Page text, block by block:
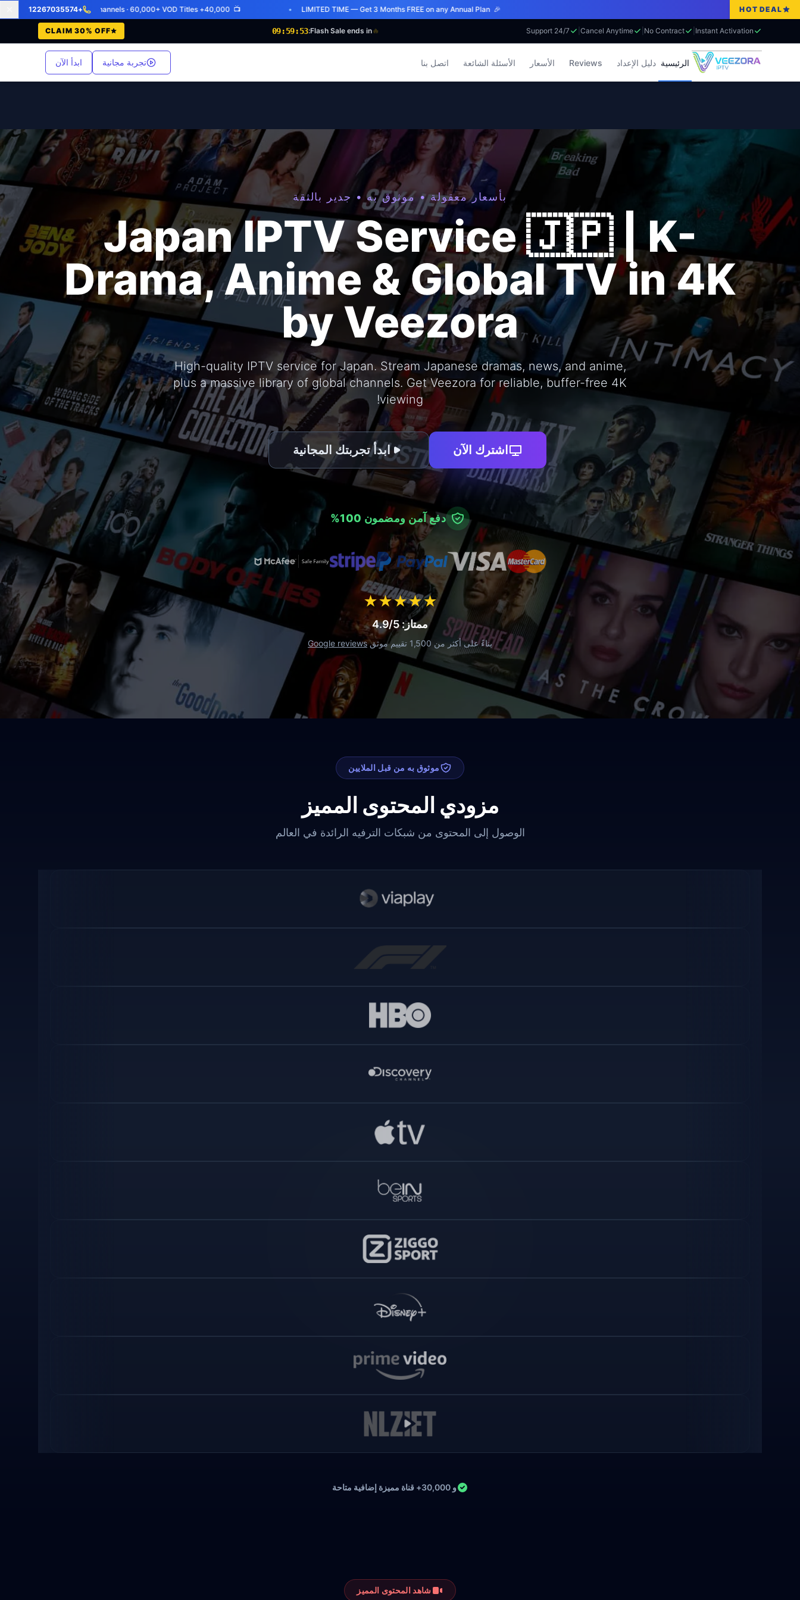
HOT DEAL
🎉 LIMITED TIME — Get 3 Months FREE on any Annual Plan
•
📺 40,000+ Live Channels · 60,000+ VOD Titles
+12267035574
Instant Activation
No Contract
Cancel Anytime
24/7 Support
🔥
Flash Sale ends in:
09:59:51
CLAIM 30% OFF
الرئيسية دليل الإعداد Reviews الأسعار الأسئلة الشائعة اتصل بنا تجربة مجانية ابدأ الآن
بأسعار معقولة • موثوق به • جدير بالثقة
Japan IPTV Service 🇯🇵 | K-
Drama, Anime & Global TV in 4K
by Veezora
High-quality IPTV service for Japan. Stream Japanese dramas, news, and anime,
plus a massive library of global channels. Get Veezora for reliable, buffer-free 4K
viewing!
اشترك الآن ابدأ تجربتك المجانية
دفع آمن ومضمون 100%
★
★
★
★
★
ممتاز: 4.9/5
بناءً على أكثر من 1,500 تقييم موثق Google reviews
موثوق به من قبل الملايين
مزودي المحتوى المميز
الوصول إلى المحتوى من شبكات الترفيه الرائدة في العالم
و 30,000+ قناة مميزة إضافية متاحة
شاهد المحتوى المميز